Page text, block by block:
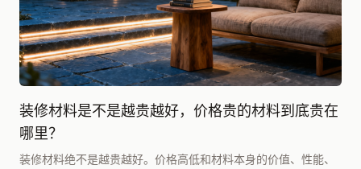
装修材料是不是越贵越好，价格贵的材料到底贵在
哪里？
装修材料绝不是越贵越好。价格高低和材料本身的价值、性能、